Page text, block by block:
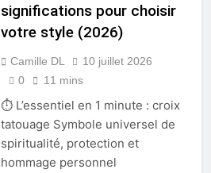
significations pour choisir
votre style (2026)
Camille DL
10 juillet 2026
0
11 mins
⏱ L’essentiel en 1 minute : croix
tatouage Symbole universel de
spiritualité, protection et
hommage personnel